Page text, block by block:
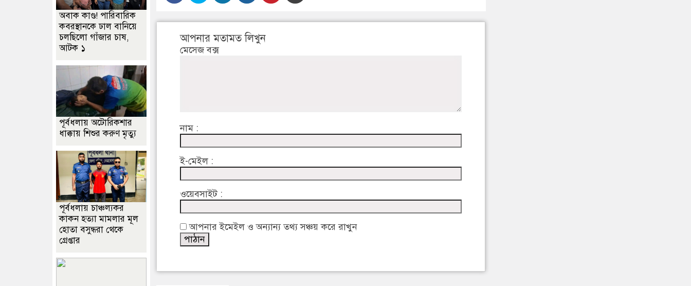
আপনার মতামত লিখুন
মেসেজ বক্স
নাম :
ই-মেইল :
ওয়েবসাইট :
আপনার ইমেইল ও অন্যান্য তথ্য সঞ্চয় করে রাখুন
অবাক কাণ্ড! পারিবারিক
কবরস্থানকে ঢাল বানিয়ে
চলছিলো গাঁজার চাষ,
আটক ১
পূর্বধলায় অটোরিকশার
ধাক্কায় শিশুর করুণ মৃত্যু
পূর্বধলায় চাঞ্চল্যকর
কাকন হত্যা মামলার মূল
হোতা বসুন্ধরা থেকে
গ্রেপ্তার